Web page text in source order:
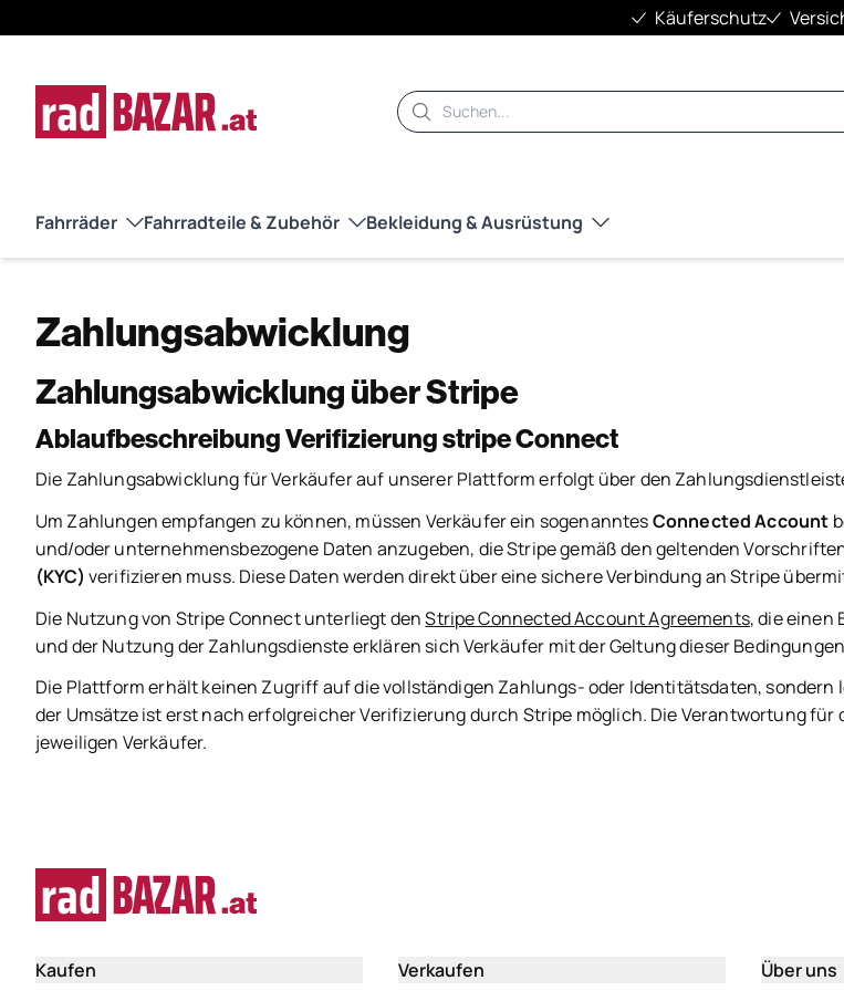
Käuferschutz
Suche
Fahrräder Fahrradteile & Zubehör Bekleidung & Ausrüstung
Zahlungsabwicklung
Zahlungsabwicklung über Stripe
Ablaufbeschreibung Verifizierung stripe Connect
Die Zahlungsabwicklung für Verkäufer auf unserer Plattform erfolgt über den
Um Zahlungen empfangen zu können, müssen Verkäufer ein sogenanntesConnected Account
und/oder unternehmensbezogene Daten anzugeben, die Stripe gemäß den geltenden
(KYC) verifizieren muss. Diese Daten werden direkt über eine sichere Verbindung an Stripe
Die Nutzung von Stripe Connect unterliegt denStripe Connected Account Agreements, die einen
und der Nutzung der Zahlungsdienste erklären sich Verkäufer mit der Geltung dieser
Die Plattform erhält keinen Zugriff auf die vollständigen Zahlungs- oder Identitätsdaten,
der Umsätze ist erst nach erfolgreicher Verifizierung durch Stripe möglich. Die Verantwortung
jeweiligen Verkäufer.
Kaufen
Verkaufen
Über uns